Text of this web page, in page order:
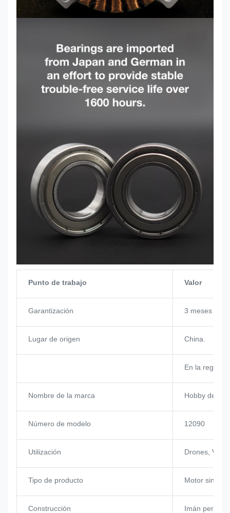
Punto de trabajo Valor
Garantización 3 meses
Lugar de origen China.
En la región
Nombre de la marca Hobby de RC
Número de modelo 12090
Utilización Drones,
Tipo de producto Motor sin
Construcción Imán